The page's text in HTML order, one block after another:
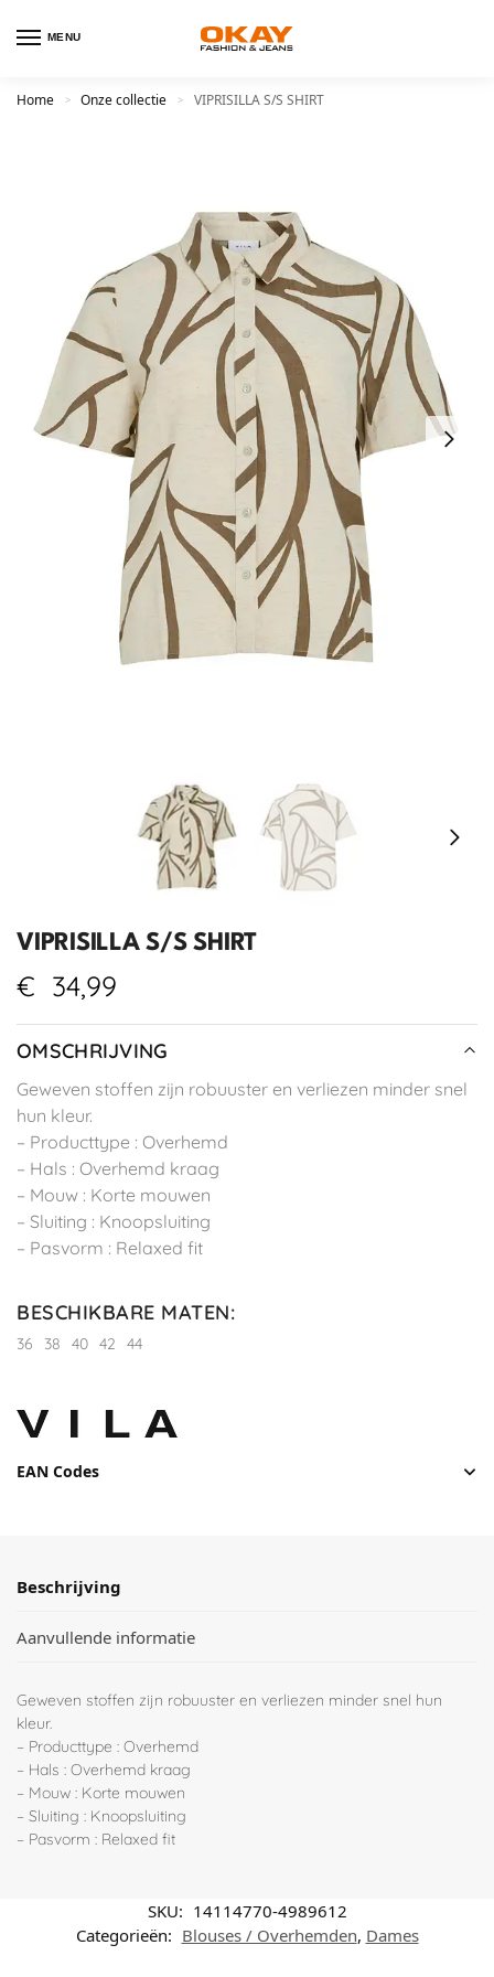
MENU
Home > Onze collectie > VIPRISILLA S/S SHIRT
VIPRISILLA S/S SHIRT
€ 34,99
OMSCHRIJVING
Geweven stoffen zijn robuuster en verliezen minder snel
hun kleur.
– Producttype : Overhemd
– Hals : Overhemd kraag
– Mouw : Korte mouwen
– Sluiting : Knoopsluiting
– Pasvorm : Relaxed fit
BESCHIKBARE MATEN:
36 38 40 42 44
EAN Codes
Beschrijving
Aanvullende informatie
Geweven stoffen zijn robuuster en verliezen minder snel hun
kleur.
– Producttype : Overhemd
– Hals : Overhemd kraag
– Mouw : Korte mouwen
– Sluiting : Knoopsluiting
– Pasvorm : Relaxed fit
SKU: 14114770-4989612
Categorieën: Blouses / Overhemden, Dames